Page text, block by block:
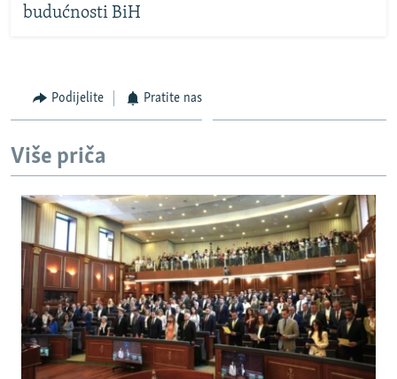
budućnosti BiH
Podijelite Pratite nas
Više priča